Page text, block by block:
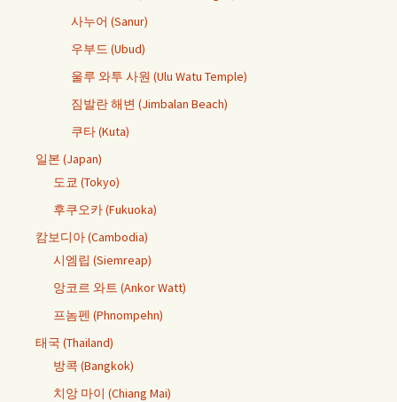
사누어 (Sanur)
우부드 (Ubud)
울루 와투 사원 (Ulu Watu Temple)
짐발란 해변 (Jimbalan Beach)
쿠타 (Kuta)
일본 (Japan)
도쿄 (Tokyo)
후쿠오카 (Fukuoka)
캄보디아 (Cambodia)
시엠립 (Siemreap)
앙코르 와트 (Ankor Watt)
프놈펜 (Phnompehn)
태국 (Thailand)
방콕 (Bangkok)
치앙 마이 (Chiang Mai)